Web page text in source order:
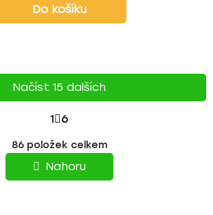
Do košíku
v
l
á
Načíst 15 dalších
S
T
R
Á
1 6
86položek celkem
Nahoru